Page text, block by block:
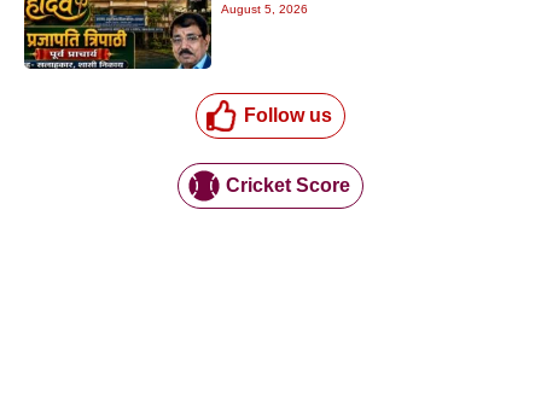
August 5, 2026
Follow us
Cricket Score